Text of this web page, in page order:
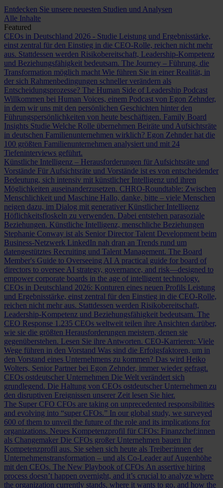
Entdecken Sie unsere neuesten Studien und Analysen
Alle Inhalte
Featured
CEOs in Deutschland 2026 - Studie Leistung und Ergebnisstärke,
einst zentral für den Einstieg in die CEO-Rolle, reichen nicht mehr
aus. Stattdessen werden Risikobereitschaft, Leadership-Kompetenz
und Beziehungsfähigkeit bedeutsam. The Journey – Führung, die
Transformation möglich macht Wie führen Sie in einer Realität, in
der sich Rahmenbedingungen schneller verändern als
Entscheidungsprozesse? The Human Side of Leadership Podcast
Willkommen bei Human Voices, einem Podcast von Egon Zehnder,
in dem wir uns mit den persönlichen Geschichten hinter den
Führungspersönlichkeiten von heute beschäftigen. Family Board
Insights Studie Welche Rolle übernehmen Beiräte und Aufsichtsräte
in deutschen Familienunternehmen wirklich? Egon Zehnder hat die
100 größten Familienunternehmen analysiert und mit 24
Tiefeninterviews geführt.
Künstliche Intelligenz – Herausforderungen für Aufsichtsräte und
Vorstände Für Aufsichtsräte und Vorstände ist es von entscheidender
Bedeutung, sich intensiv mit künstlicher Intelligenz und ihren
Möglichkeiten auseinanderzusetzen. CHRO-Roundtable: Zwischen
Menschlichkeit und Maschine Hallo, danke, bitte – viele Menschen
neigen dazu, im Dialog mit generativer Künstlicher Intelligenz
Höflichkeitsfloskeln zu verwenden. Dabei entstehen parasoziale
Beziehungen. Künstliche Intelligenz, menschliche Beziehungen
Stephanie Conway ist als Senior Director Talent Development beim
Business-Netzwerk LinkedIn nah dran an Trends rund um
datengestütztes Recruiting und Talent Management. The Board
Member's Guide to Overseeing AI A practical guide for board of
directors to oversee AI strategy, governance, and risk—designed to
empower corporate boards in the age of intelligent technology.
CEOs in Deutschland 2026: Konturen eines neuen Profils Leistung
und Ergebnisstärke, einst zentral für den Einstieg in die CEO-Rolle,
reichen nicht mehr aus. Stattdessen werden Risikobereitschaft,
Leadership-Kompetenz und Beziehungsfähigkeit bedeutsam. The
CEO Response 1.235 CEOs weltweit teilen ihre Ansichten darüber,
wie sie die größten Herausforderungen meistern, denen sie
gegenüberstehen. Lesen Sie ihre Antworten. CEO-Karrieren: Viele
Wege führen in den Vorstand Was sind die Erfolgsfaktoren, um in
den Vorstand eines Unternehmens zu kommen? Das wird Heiko
Wolters, Senior Partner bei Egon Zehnder, immer wieder gefragt.
CEOs ostdeutscher Unternehmen Die Welt verändert sich
grundlegend. Die Haltung von CEOs ostdeutscher Unternehmen zu
den disruptiven Ereignissen unserer Zeit lesen Sie hier.
The Super CFO CFOs are taking on unprecedented responsibilities
and evolving into “super CFOs.” In our global study, we surveyed
600 of them to unveil the future of the role and its implications for
organizations. Neues Kompetenzprofil für CFOs: Finanzchef:innen
als Changemaker Die CFOs großer Unternehmen bauen ihr
Kompetenzprofil aus. Sie sehen sich heute als Treiber:innen der
Unternehmenstransformation – und als Co-Leader auf Augenhöhe
mit den CEOs. The New Playbook of CFOs An assertive hiring
process doesn’t happen overnight, and it’s crucial to analyze where
the organization currently stands, where it wants to go, and how the